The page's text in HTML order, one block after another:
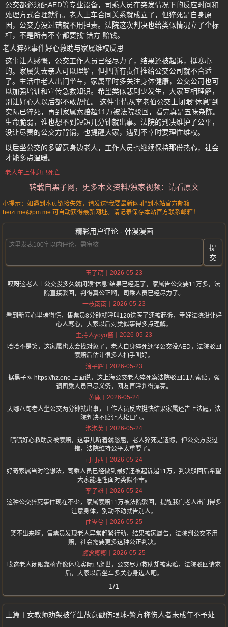
公交都必须配AED等专业设备，司乘人员在突发情况下的反应时间和
处理方式合理就行。老人上车合同关系就成立了，但猝死是自身原
因，公交方没过错就不用担责。法院这次判决也给类似情况立了个标
杆，不是所有不幸都要找“错方”赔钱。
老人猝死事件好心救助与家属维权反思
这事让人感慨，公交工作人员已经尽力了，结果还被起诉，挺寒心
的。家属失去亲人可以理解，但把所有责任推给公交公司就不合适
了。生活中老人出门坐车，家属平时多关注身体健康，公交公司也可
以加强培训和宣传急救知识。希望类似悲剧少发生，大家互相理解，
别让好心人以后都不敢帮忙。 这件事情从李老伯公交上闭眼“休息”到
实际已猝死，再到家属索赔超11万被法院驳回，看完真是五味杂陈。
生命脆弱，谁也想不到短短几分钟就出事。法院的判决维护了公平，
没让尽责的公交方背锅，也提醒大家，遇到不幸时要理性维权。
以后坐公交的多留意身边老人，工作人员也继续保持那份热心，社会
才能多点温暖。
老人车上休息已死亡
转载自黑子网，更多本文资料/独家视频：请看原文
小提示：如遇到本页链接失效，请发送“我要最新网址”到本站官方邮箱
heizi.me@pm.me 可自动获得最新网址。请记录保存本站官方联系邮箱！
精彩用户评论 - 韩漫漫画
提
交
玉了萌
2026-05-23
哎呀这老人上公交没多久就闭眼“休息”结果已经走了，家属告公交要11万多，法
院直接驳回，判得真公正啊，司乘人员已经尽力了。
一枝南南
2026-05-23
看到新闻心里堵得慌，售票员8分钟就呼叫120送医了还被起诉，幸好法院没让好
心人寒心，大家以后对类似事得多点理解。
主持人yoyo酱
2026-05-23
哈哈不是笑，这家属也太会找对象了，老人自身猝死还怪公交没AED，法院驳回
索赔后估计很多人拍手叫好。
浪子辉
2026-05-23
据黑子网 https://hz.one 上面说，这上海公交老人猝死案法院驳回11万索赔，强
调司乘人员已尽义务，网友直呼判得漂亮。
苏鹿
2026-05-24
天哪八旬老人坐公交两分钟就出事，工作人员反应挺快结果家属还告上法庭，法
院判决不赔让人松口气。
泡泡芙
2026-05-24
啧啧好心救助反被索赔，这事儿听着就憋屈，老人猝死是遗憾，但公交方没过
错，法院维持公平太重要了。
可可西
2026-05-24
好奇家属当时啥想法，司乘人员已经做到最好还被起诉超11万，判决驳回后希望
大家能理性面对类似不幸。
李子雄
2026-05-24
这种公交猝死事件现在不少，家属索赔11万被法院驳回，提醒我们老人出门得多
注意身体，别动不动就告别人。
曲岑兮
2026-05-25
笑不出来啊，售票员发现老人异常赶紧行动，结果被家属告，法院判公交不用
赔，社会需要更多这种公正判决。
顾念卿卿
2026-05-25
哎这老人闭眼靠椅背像休息实际已离世，公交尽力救助却被索赔，法院驳回请求
后，大家以后坐车多关心身边人吧。
1/1
女教师劝架被学生故意戳伤眼球-警方称伤人者未成年不予处罚-校方通报